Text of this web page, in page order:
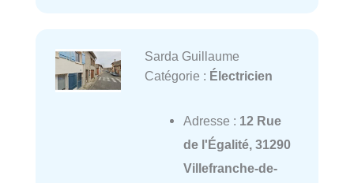
Sarda Guillaume
Catégorie : Électricien
Adresse : 12 Rue
de l'Égalité, 31290
Villefranche-de-